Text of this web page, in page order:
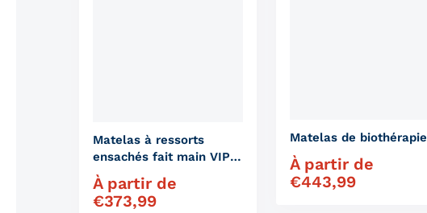
Matelas à ressorts
ensachés fait main VIP
Nature
Prix régulier
À partir de
€373,99
Matelas de biothérapie
Prix régulier
À partir de
€443,99